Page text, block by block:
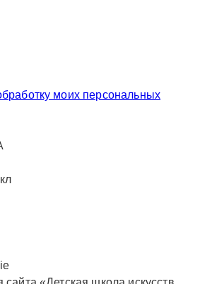
моих персональных